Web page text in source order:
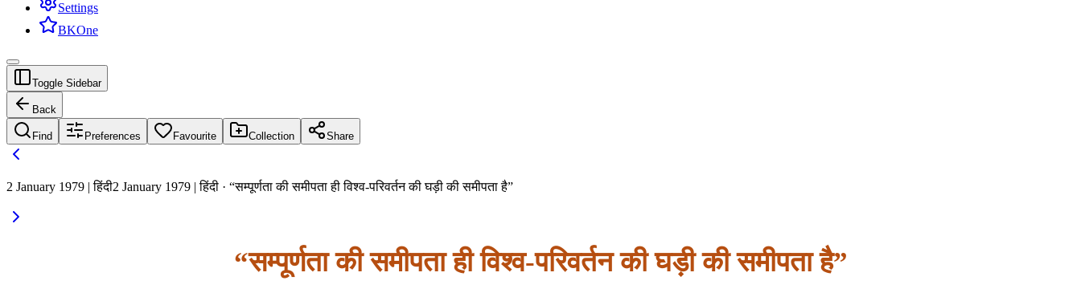
Settings
BKOne
Toggle Sidebar
Back
Find Preferences Favourite Collection Share
2 January 1979 | हिंदी2 January 1979 | हिंदी · “सम्पूर्णता की समीपता ही विश्व-परिवर्तन की घड़ी की समीपता है”
“सम्पूर्णता की समीपता ही विश्व-परिवर्तन की घड़ी की समीपता है”